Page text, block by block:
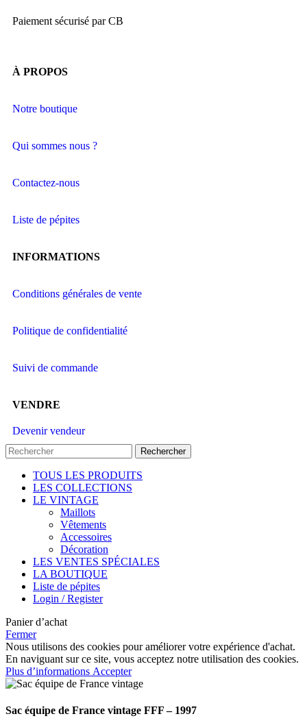
Paiement sécurisé par CB
À PROPOS
Notre boutique
Qui sommes nous ?
Contactez-nous
Liste de pépites
INFORMATIONS
Conditions générales de vente
Politique de confidentialité
Suivi de commande
VENDRE
Devenir vendeur
Rechercher
TOUS LES PRODUITS
LES COLLECTIONS
LE VINTAGE
Maillots
Vêtements
Accessoires
Décoration
LES VENTES SPÉCIALES
LA BOUTIQUE
Liste de pépites
Login / Register
Panier d’achat
Fermer
Nous utilisons des cookies pour améliorer votre expérience d'achat.
En naviguant sur ce site, vous acceptez notre utilisation des cookies.
Plus d’informations Accepter
Sac équipe de France vintage FFF – 1997